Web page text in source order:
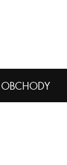
OBCHODY